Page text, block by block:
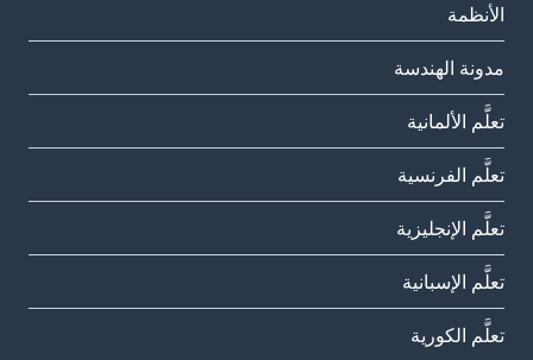
الأنظمة
مدونة الهندسة
تعلَّم الألمانية
تعلَّم الفرنسية
تعلَّم الإنجليزية
تعلَّم الإسبانية
تعلَّم الكورية